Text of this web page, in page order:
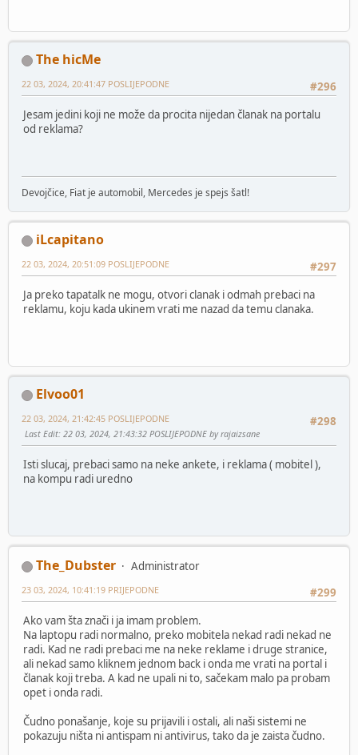
The hicMe
#296
22 03, 2024, 20:41:47 POSLIJEPODNE
Jesam jedini koji ne može da procita nijedan članak na portalu
od reklama?
Devojčice, Fiat je automobil, Mercedes je spejs šatl!
iLcapitano
#297
22 03, 2024, 20:51:09 POSLIJEPODNE
Ja preko tapatalk ne mogu, otvori clanak i odmah prebaci na
reklamu, koju kada ukinem vrati me nazad da temu clanaka.
Elvoo01
#298
22 03, 2024, 21:42:45 POSLIJEPODNE
Last Edit: 22 03, 2024, 21:43:32 POSLIJEPODNE by rajaizsane
Isti slucaj, prebaci samo na neke ankete, i reklama ( mobitel ),
na kompu radi uredno
The_Dubster
Administrator
#299
23 03, 2024, 10:41:19 PRIJEPODNE
Ako vam šta znači i ja imam problem.
Na laptopu radi normalno, preko mobitela nekad radi nekad ne
radi. Kad ne radi prebaci me na neke reklame i druge stranice,
ali nekad samo kliknem jednom back i onda me vrati na portal i
članak koji treba. A kad ne upali ni to, sačekam malo pa probam
opet i onda radi.
Čudno ponašanje, koje su prijavili i ostali, ali naši sistemi ne
pokazuju ništa ni antispam ni antivirus, tako da je zaista čudno.